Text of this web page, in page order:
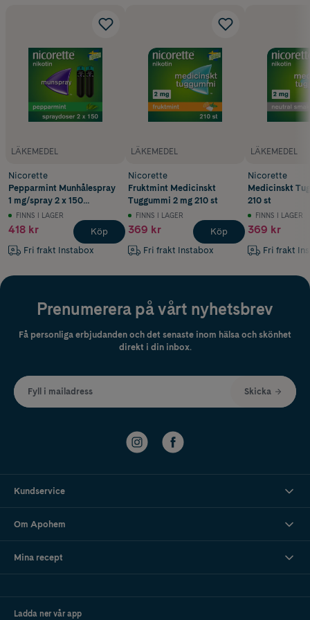
LÄKEMEDEL
Nicorette
Pepparmint Munhålespray
1 mg/spray 2 x 150
spraydoser
FINNS I LAGER
418 kr
Fri frakt Instabox
Köp
LÄKEMEDEL
Nicorette
Fruktmint Medicinskt
Tuggummi 2 mg 210 st
FINNS I LAGER
369 kr
Fri frakt Instabox
Köp
LÄKEMEDEL
Nicorette
Medicinskt
210 st
FINNS I LAGER
369 kr
Fri frakt
Prenumerera på vårt nyhetsbrev
Få personliga erbjudanden och det senaste inom hälsa och skönhet
direkt i din inbox.
Fyll i mailadress Skicka
Kundservice
Om Apohem
Mina recept
Ladda ner vår app